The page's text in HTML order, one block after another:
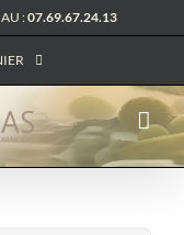
:07.69.67.24.13